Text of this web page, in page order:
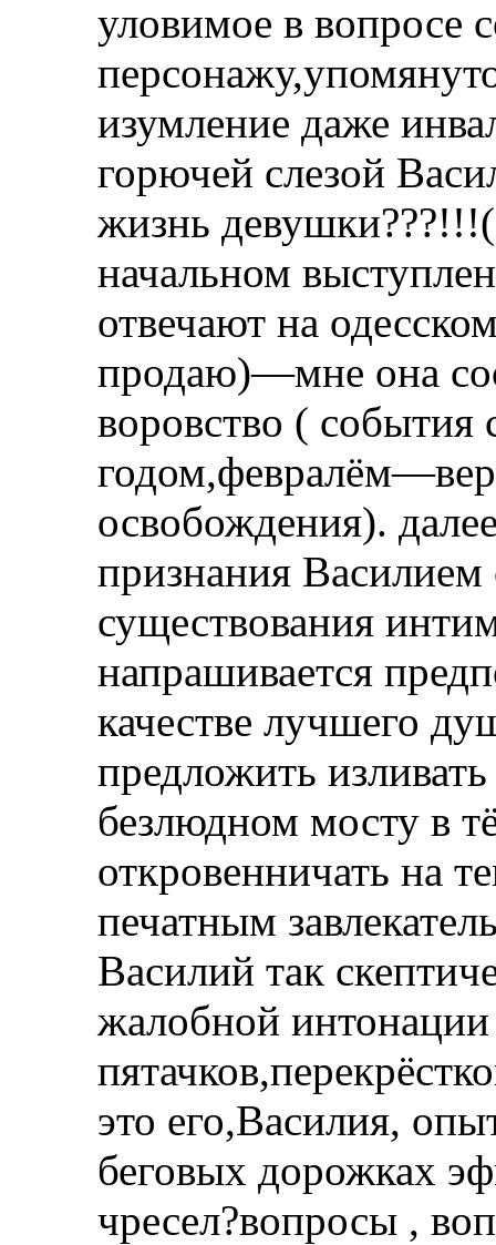
уловимое в вопросе
изумление даже
горючей слезой
жизнь
начальном
отвечают на
продаю)—мне она
воровство ( события
освобождения).
признания
существования
напрашивается
качестве лучшего
предложить
безлюдном мосту в
откровенничать на
печатным
Василий так
жалобной
это его,Василия,
беговых дорожках
чресел?вопросы ,